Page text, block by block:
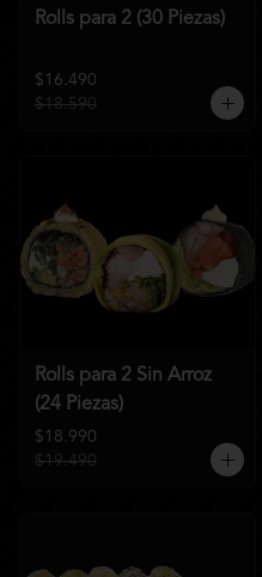
Rolls para 2 (30 Piezas)
$16.490
$18.590
Rolls para 2 Sin Arroz
(24 Piezas)
$18.990
$19.490